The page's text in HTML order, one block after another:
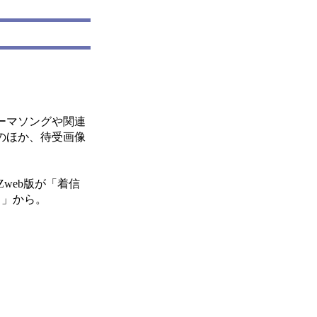
マソングや関連
ほか、待受画像
版が「着信
から。